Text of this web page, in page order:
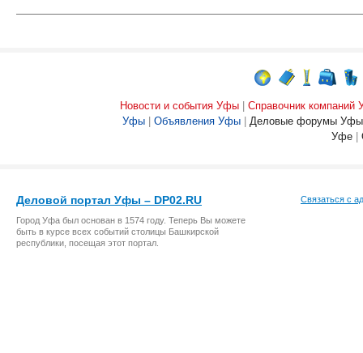
Новости и события Уфы
Справочник компаний
Уфы
Объявления Уфы
Деловые форумы Уфы
Уфе
Деловой портал Уфы – DP02.RU
Город Уфа был основан в 1574 году. Теперь Вы можете
быть в курсе всех событий столицы Башкирской
республики, посещая этот портал.
Связаться с